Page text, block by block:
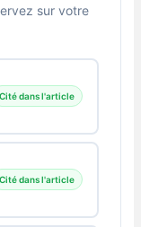
sur votre
Cité dans l'article
Cité dans l'article